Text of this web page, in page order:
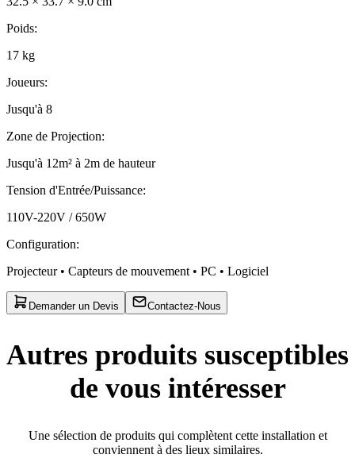
Poids:
17 kg
Joueurs:
Jusqu'à 8
Zone de Projection:
Jusqu'à 12m² à 2m de hauteur
Tension d'Entrée/Puissance:
110V-220V / 650W
Configuration:
Projecteur • Capteurs de mouvement • PC • Logiciel
Demander un Devis Contactez-Nous
Autres produits susceptibles
de vous intéresser
Une sélection de produits qui complètent cette installation et
conviennent à des lieux similaires.